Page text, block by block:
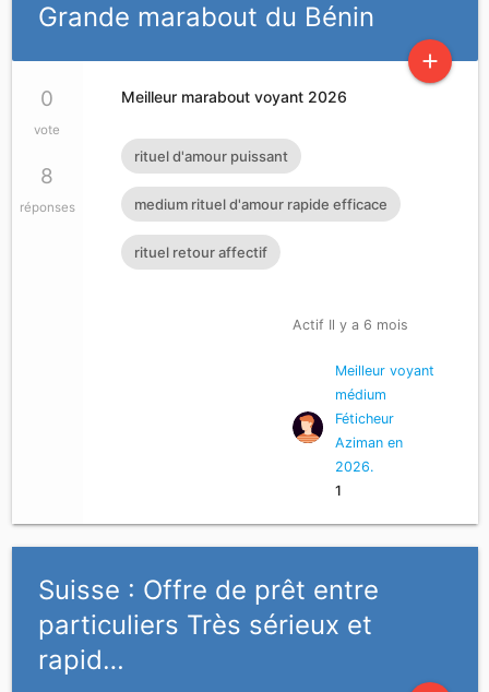
Grande marabout du Bénin
add
0
vote
8
réponses
Meilleur marabout voyant 2026
rituel d'amour puissant
medium rituel d'amour rapide efficace
rituel retour affectif
Actif Il y a 6 mois
Meilleur voyant
médium
Féticheur
Aziman en
2026.
1
Suisse : Offre de prêt entre
particuliers Très sérieux et
rapid…